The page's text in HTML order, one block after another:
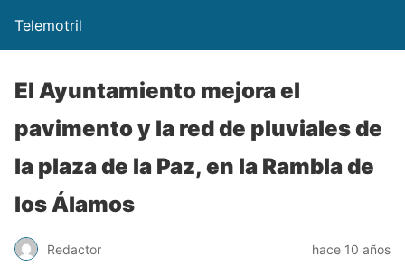
Telemotril
El Ayuntamiento mejora el
pavimento y la red de pluviales de
la plaza de la Paz, en la Rambla de
los Álamos
Redactor hace 10 años